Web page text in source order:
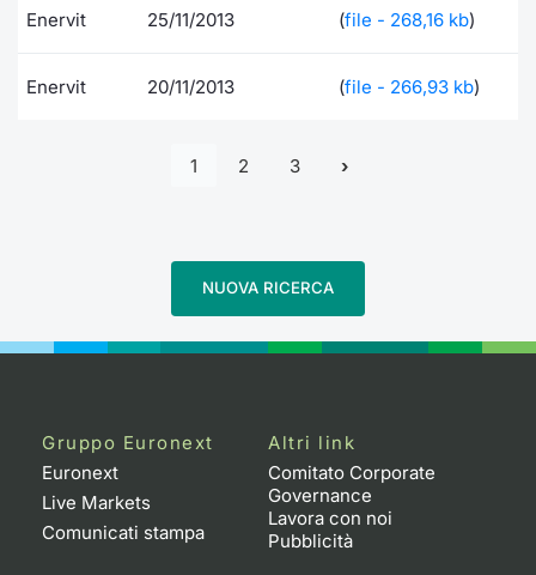
Enervit 25/11/2013 (file - 268,16 kb)
Enervit 20/11/2013 (file - 266,93 kb)
1 2 3
NUOVA RICERCA
Gruppo Euronext
Euronext
Live Markets
Comunicati stampa
Altri link
Comitato Corporate
Governance
Lavora con noi
Pubblicità